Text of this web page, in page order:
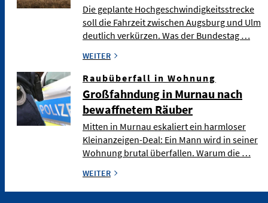
Die geplante Hochgeschwindigkeitsstrecke
soll die Fahrzeit zwischen Augsburg und Ulm
deutlich verkürzen. Was der Bundestag …
WEITER
Raubüberfall in Wohnung
Großfahndung in Murnau nach
bewaffnetem Räuber
Mitten in Murnau eskaliert ein harmloser
Kleinanzeigen-Deal: Ein Mann wird in seiner
Wohnung brutal überfallen. Warum die …
WEITER